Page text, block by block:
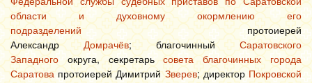
области и духовному окормлению его
подразделений протоиерей
Александр Домрачёв; благочинный Саратовского
Западного округа, секретарьсовета благочинных города
Саратовапротоиерей Димитрий Зверев; директорПокровской